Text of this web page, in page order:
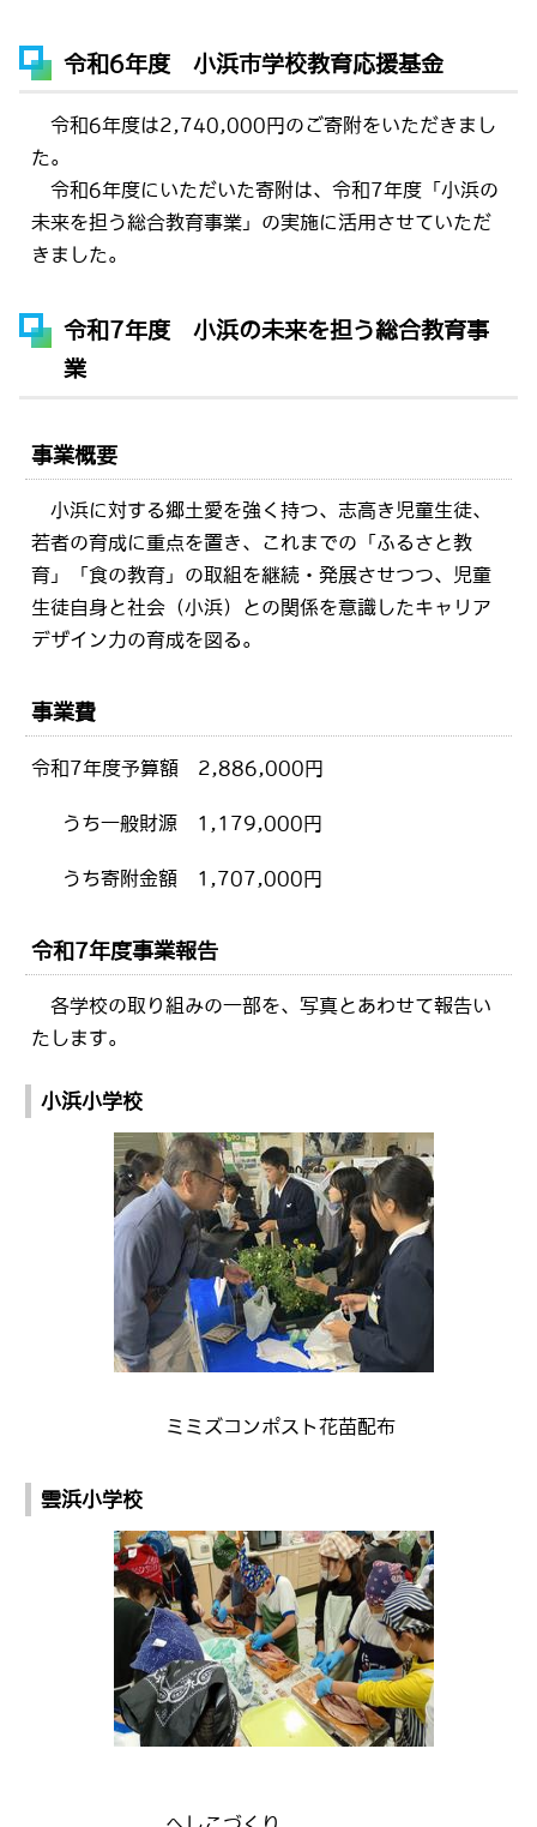
令和6年度 小浜市学校教育応援基金
令和6年度は2,740,000円のご寄附をいただきまし
た。
令和6年度にいただいた寄附は、令和7年度「小浜の
未来を担う総合教育事業」の実施に活用させていただ
きました。
令和7年度 小浜の未来を担う総合教育事
業
事業概要
小浜に対する郷土愛を強く持つ、志高き児童生徒、
若者の育成に重点を置き、これまでの「ふるさと教
育」「食の教育」の取組を継続・発展させつつ、児童
生徒自身と社会（小浜）との関係を意識したキャリア
デザイン力の育成を図る。
事業費
令和7年度予算額 2,886,000円
うち一般財源 1,179,000円
うち寄附金額 1,707,000円
令和7年度事業報告
各学校の取り組みの一部を、写真とあわせて報告い
たします。
小浜小学校
ミミズコンポスト花苗配布
雲浜小学校